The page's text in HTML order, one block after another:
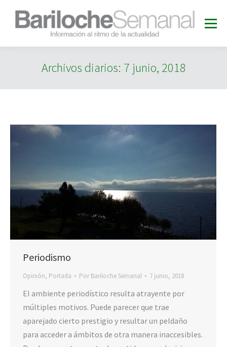
Archivos diarios: 7 junio, 2018
Periodismo
Opinión, Portada Por Bariloche Semanal 7 junio, 2018
El ambiente periodístico resulta atrayente por
múltiples motivos. Puede parecer que trae
aparejado cierto prestigio y resultar un peldaño
para acceder a ámbitos de otra manera inaccesibles.